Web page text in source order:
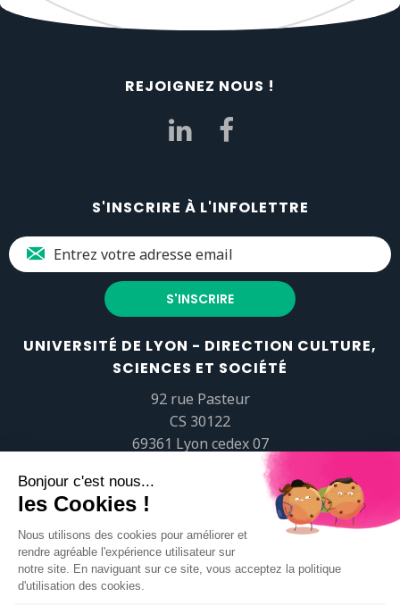
REJOIGNEZ NOUS !
S'INSCRIRE À L'INFOLETTRE
UNIVERSITÉ DE LYON - DIRECTION CULTURE,
SCIENCES ET SOCIÉTÉ
92 rue Pasteur
CS 30122
69361 Lyon cedex 07
popsciences@universite-lyon.fr
Tél.+33 (0)4 37 37 82 01